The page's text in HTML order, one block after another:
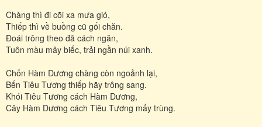
Chàng thì đi cõi xa mưa gió,
Thiếp thì về buồng cũ gối chăn.
Đoái trông theo đã cách ngăn,
Tuôn màu mây biếc, trải ngần núi xanh.
Chốn Hàm Dương chàng còn ngoảnh lại,
Bến Tiêu Tương thiếp hãy trông sang.
Khói Tiêu Tương cách Hàm Dương,
Cây Hàm Dương cách Tiêu Tương mấy trùng.